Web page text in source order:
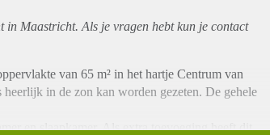
in Maastricht. Als je vragen hebt kun je contact
van 65 m² in het hartje Centrum van
in de zon kan worden gezeten. De gehele
en slaapkamer. Als extra toevoeging heeft dit